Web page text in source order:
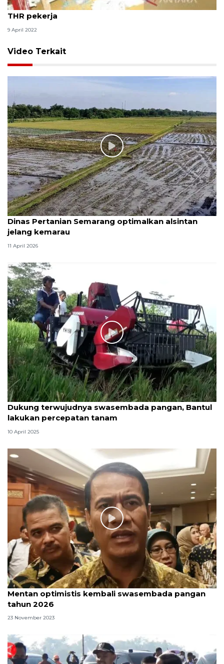
Gubernur Jatim imbau pengusaha tidak telat bayar
THR pekerja
9 April 2022
Video Terkait
Dinas Pertanian Semarang optimalkan alsintan
jelang kemarau
11 April 2026
Dukung terwujudnya swasembada pangan, Bantul
lakukan percepatan tanam
10 April 2025
Mentan optimistis kembali swasembada pangan
tahun 2026
23 November 2023